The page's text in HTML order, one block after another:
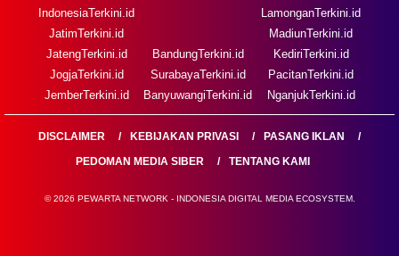
IndonesiaTerkini.id
JatimTerkini.id
JatengTerkini.id
JogjaTerkini.id
JemberTerkini.id
BandungTerkini.id
SurabayaTerkini.id
BanyuwangiTerkini.id
LamonganTerkini.id
MadiunTerkini.id
KediriTerkini.id
PacitanTerkini.id
NganjukTerkini.id
DISCLAIMER KEBIJAKAN PRIVASI
PASANG IKLAN
PEDOMAN MEDIA SIBER
TENTANG KAMI
© 2026 PEWARTA NETWORK - INDONESIA DIGITAL MEDIA ECOSYSTEM.